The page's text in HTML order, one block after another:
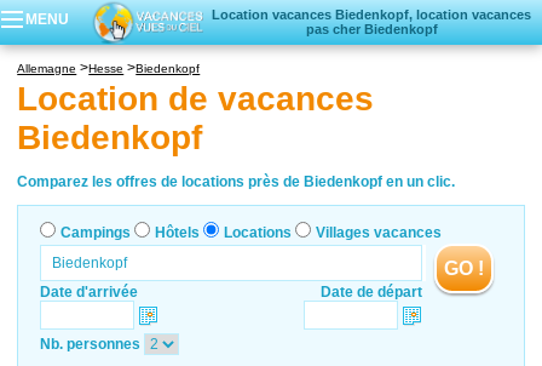
MENU
Location vacances Biedenkopf, location vacances
pas cher Biedenkopf
Locations vacances
Allemagne Hesse Biedenkopf
Location de vacances
Biedenkopf
Comparez les offres de locations près de Biedenkopf en un clic.
Campings Hôtels Locations Villages vacances
Date d'arrivée Date de départ
GO !
Nb. personnes